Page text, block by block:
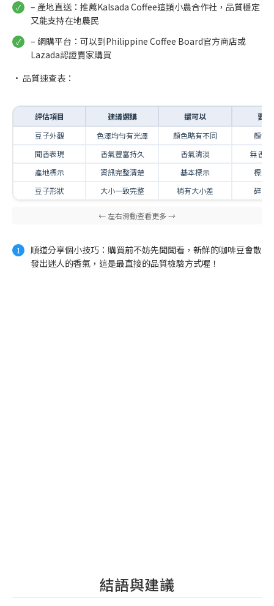
– 產地直送：推薦Kalsada Coffee這類小農合作社，品質穩定
又能支持在地農民
– 網購平台：可以到Philippine Coffee Board官方商店或
Lazada認證賣家購買
• 品質速查表：
評估項目 建議選購 還可以
要小
豆子外觀
色澤均勻有光澤 顏色略有不同
顏色
聞香表現
香氣豐富持久 香氣清淡
無香或
產地標示
資訊完整清楚 基本標示
標示
豆子形狀
大小一致完整 稍有大小差 碎裂
順道分享個小技巧：購買前不妨先聞聞看，新鮮的咖啡豆會散
發出迷人的香氣，這是最直接的品質檢驗方式喔！
結語與建議